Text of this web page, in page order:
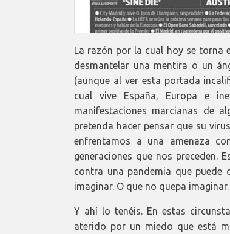
La razón por la cual hoy se torna
desmantelar una mentira o un
(aunque al ver esta portada
cual vive España, Europa e
manifestaciones marcianas de
pretenda hacer pensar que su
enfrentamos a una amenaza
generaciones que nos preceden.
contra una pandemia que puede
imaginar. O que no quepa imaginar.
Y ahí lo tenéis. En estas
aterido por un miedo que está